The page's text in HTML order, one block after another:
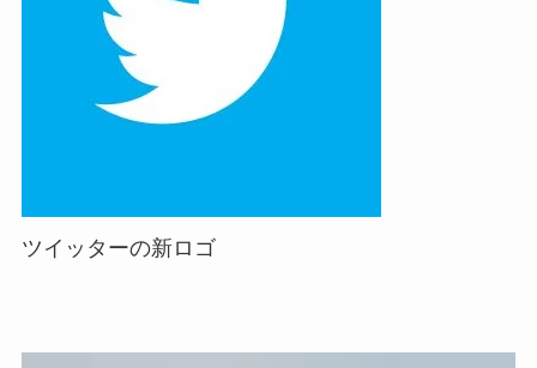
ツイッターの新ロゴ